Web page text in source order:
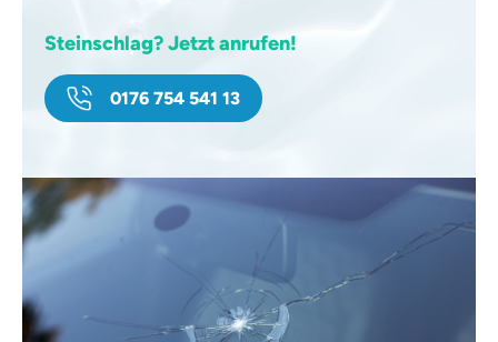
Steinschlag? Jetzt anrufen!
0176 754 541 13